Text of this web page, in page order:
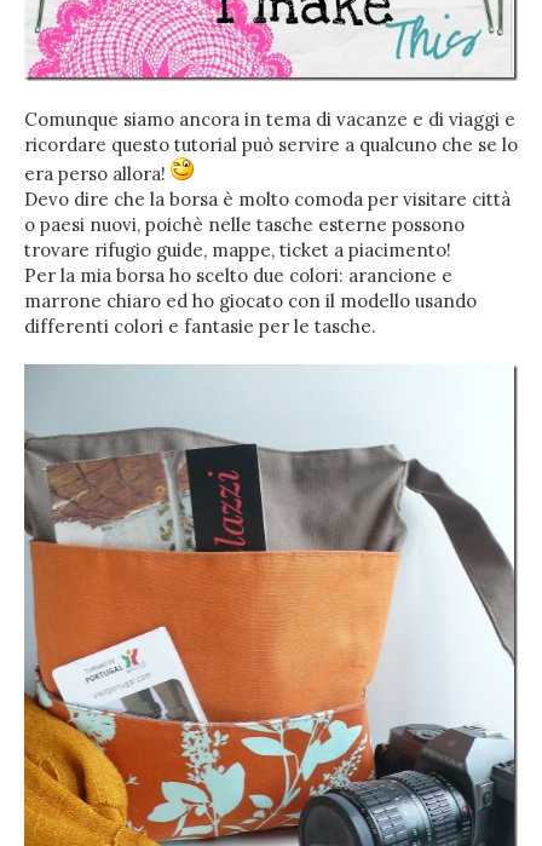
Comunque siamo ancora in tema di vacanze e di viaggi e
ricordare questo tutorial può servire a qualcuno che se lo
era perso allora!
Devo dire che la borsa è molto comoda per visitare città
o paesi nuovi, poichè nelle tasche esterne possono
trovare rifugio guide, mappe, ticket a piacimento!
Per la mia borsa ho scelto due colori: arancione e
marrone chiaro ed ho giocato con il modello usando
differenti colori e fantasie per le tasche.